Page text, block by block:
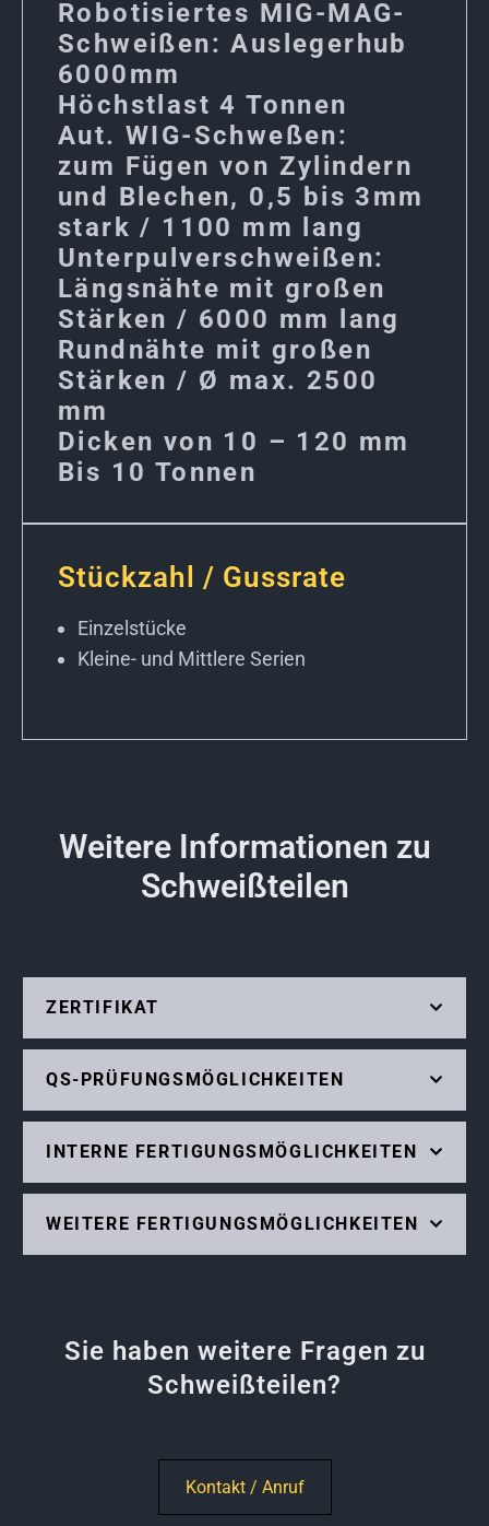
Robotisiertes MIG-MAG-
Schweißen: Auslegerhub
6000mm
Höchstlast 4 Tonnen
Aut. WIG-Schweßen:
zum Fügen von Zylindern
und Blechen, 0,5 bis 3mm
stark / 1100 mm lang
Unterpulverschweißen:
Längsnähte mit großen
Stärken / 6000 mm lang
Rundnähte mit großen
Stärken / Ø max. 2500
mm
Dicken von 10 – 120 mm
Bis 10 Tonnen
Stückzahl / Gussrate
Einzelstücke
Kleine- und Mittlere Serien
Weitere Informationen zu
Schweißteilen
ZERTIFIKAT
QS-PRÜFUNGSMÖGLICHKEITEN
INTERNE FERTIGUNGSMÖGLICHKEITEN
WEITERE FERTIGUNGSMÖGLICHKEITEN
Sie haben weitere Fragen zu
Schweißteilen?
Kontakt / Anruf